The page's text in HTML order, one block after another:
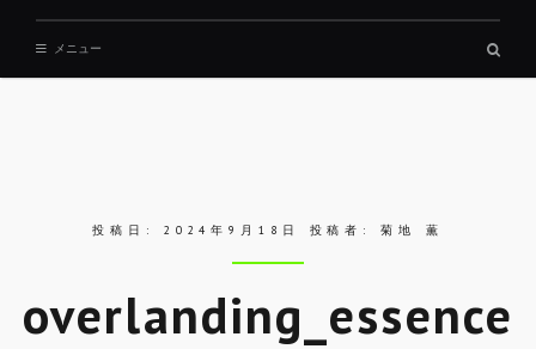
メニュー
投稿日: 2024年9月18日 投稿者:菊地 薫
overlanding_essence